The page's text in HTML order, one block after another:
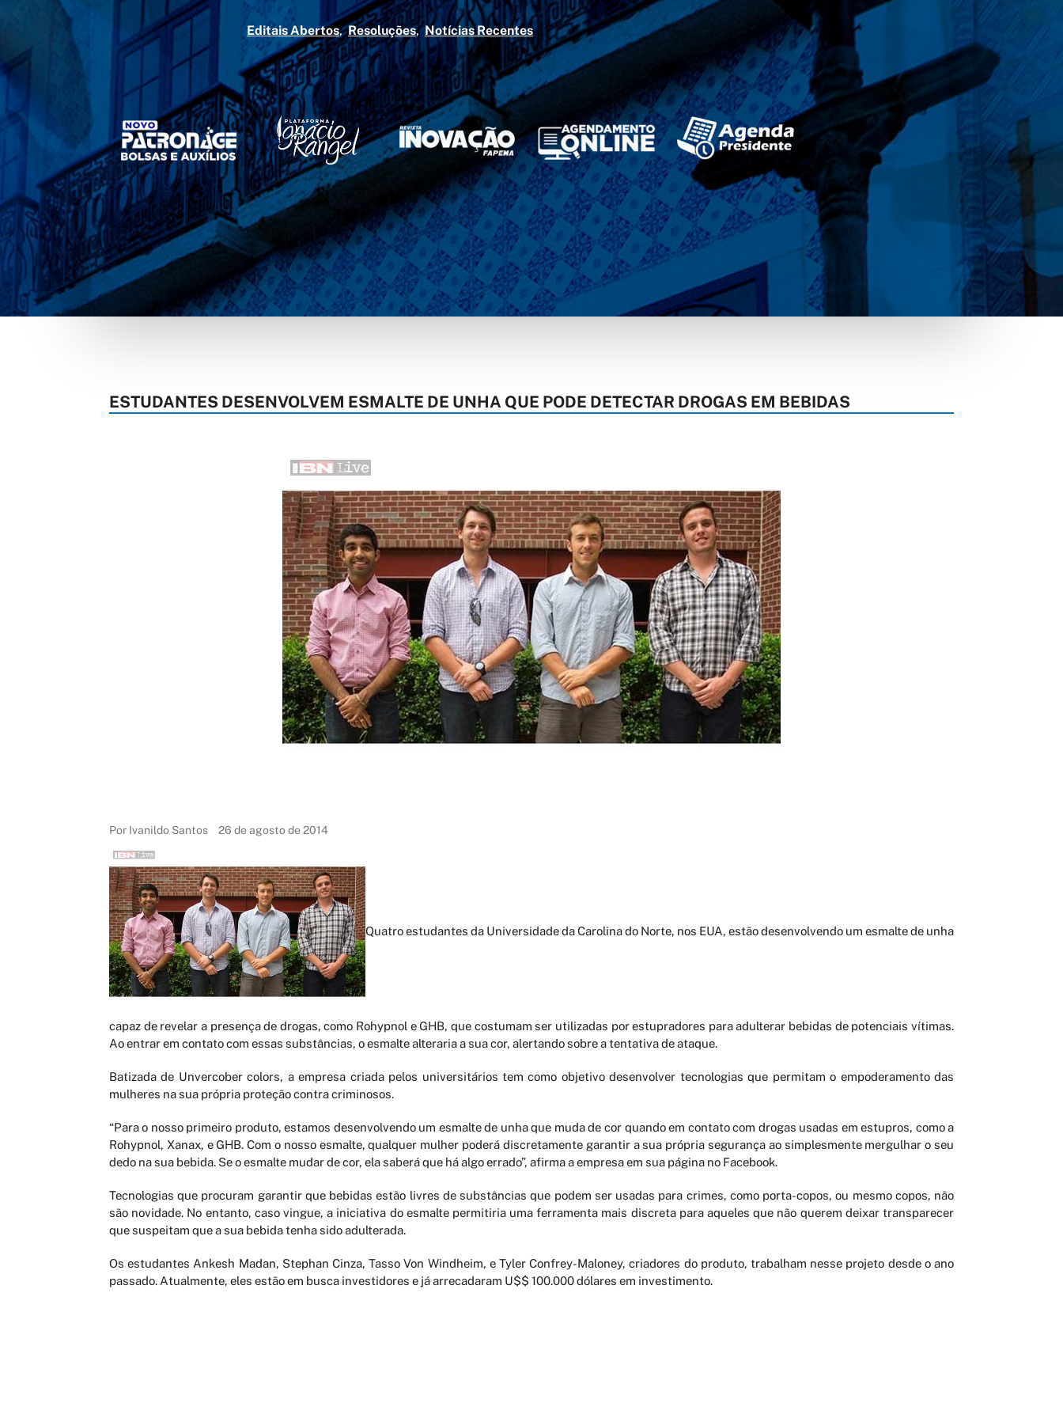
Editais Abertos Resoluções Notícias Recentes
ESTUDANTES DESENVOLVEM ESMALTE DE UNHA QUE PODE DETECTAR DROGAS EM BEBIDAS
Por Ivanildo Santos 26 de agosto de 2014
Quatro estudantes da Universidade da Carolina do Norte, nos EUA, estão desenvolvendo um esmalte de unha
capaz de revelar a presença de drogas, como Rohypnol e GHB, que costumam ser utilizadas por estupradores para adulterar bebidas de potenciais vítimas.
Ao entrar em contato com essas substâncias, o esmalte alteraria a sua cor, alertando sobre a tentativa de ataque.
Batizada de Unvercober colors, a empresa criada pelos universitários tem como objetivo desenvolver tecnologias que permitam o empoderamento das
mulheres na sua própria proteção contra criminosos.
“Para o nosso primeiro produto, estamos desenvolvendo um esmalte de unha que muda de cor quando em contato com drogas usadas em estupros, como a
Rohypnol, Xanax, e GHB. Com o nosso esmalte, qualquer mulher poderá discretamente garantir a sua própria segurança ao simplesmente mergulhar o seu
dedo na sua bebida. Se o esmalte mudar de cor, ela saberá que há algo errado”, afirma a empresa em sua página no Facebook.
Tecnologias que procuram garantir que bebidas estão livres de substâncias que podem ser usadas para crimes, como porta-copos, ou mesmo copos, não
são novidade. No entanto, caso vingue, a iniciativa do esmalte permitiria uma ferramenta mais discreta para aqueles que não querem deixar transparecer
que suspeitam que a sua bebida tenha sido adulterada.
Os estudantes Ankesh Madan, Stephan Cinza, Tasso Von Windheim, e Tyler Confrey-Maloney, criadores do produto, trabalham nesse projeto desde o ano
passado. Atualmente, eles estão em busca investidores e já arrecadaram U$$ 100.000 dólares em investimento.